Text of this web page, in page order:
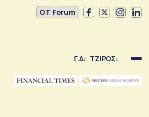
OT Forum
Γ.Δ: ΤΖΙΡΟΣ: